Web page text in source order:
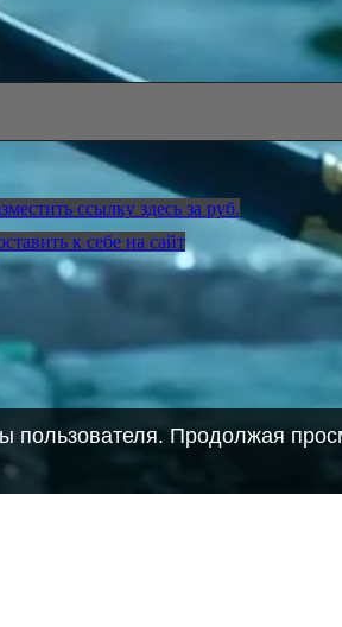
ссылку здесь за руб.
к себе на сайт
Продолжая